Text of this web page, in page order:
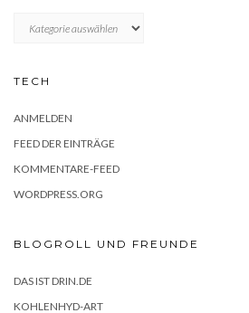
TECH
ANMELDEN
FEED DER EINTRÄGE
KOMMENTARE-FEED
WORDPRESS.ORG
BLOGROLL UND FREUNDE
DAS IST DRIN.DE
KOHLENHYD-ART